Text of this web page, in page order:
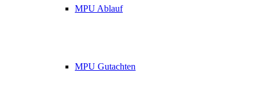
MPU Ablauf
MPU Gutachten